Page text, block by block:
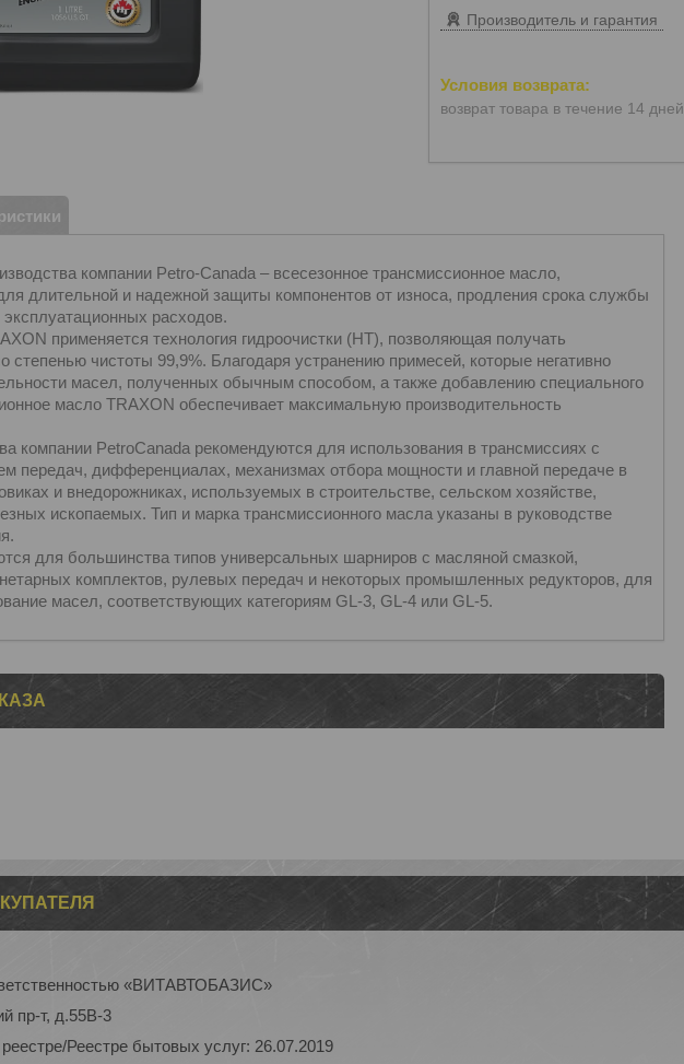
Производитель и гарантия
возврат товара в течение 14 дней
компании Petro-Canada – всесезонное трансмиссионное масло,
длительной и надежной защиты компонентов от износа, продления срока службы
расходов.
применяется технология гидроочистки (HT), позволяющая получать
степенью чистоты 99,9%. Благодаря устранению примесей, которые негативно
масел, полученных обычным способом, а также добавлению специального
масло TRAXON обеспечивает максимальную производительность
компании PetroCanada рекомендуются для использования в трансмиссиях с
передач, дифференциалах, механизмах отбора мощности и главной передаче в
и внедорожниках, используемых в строительстве, сельском хозяйстве,
ископаемых. Тип и марка трансмиссионного масла указаны в руководстве
для большинства типов универсальных шарниров с масляной смазкой,
комплектов, рулевых передач и некоторых промышленных редукторов, для
масел, соответствующих категориям GL-3, GL-4 или GL-5.
«ВИТАВТОБАЗИС»
пр-т, д.55В-3
Реестре бытовых услуг: 26.07.2019